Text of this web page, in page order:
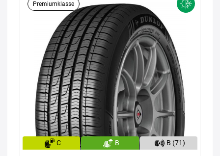
Premiumklasse
C B B (71)